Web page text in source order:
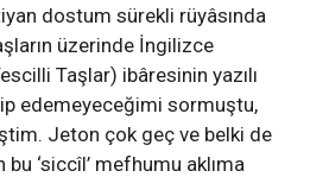
dostum sürekli rüyâsında
üzerinde İngilizce
Taşlar) ibâresinin yazılı
edemeyeceğimi sormuştu,
Jeton çok geç ve belki de
‘siccîl’ mefhumu aklıma